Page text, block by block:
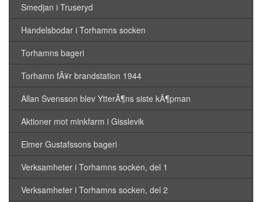
Smedjan i Truseryd
Handelsbodar i Torhamns socken
Torhamns bageri
Torhamn fÃ¥r brandstation 1944
Allan Svensson blev YtterÃ¶ns siste kÃ¶pman
Aktioner mot minkfarm i Gisslevik
Elmer Gustafssons bageri
Verksamheter i Torhamns socken, del 1
Verksamheter i Torhamns socken, del 2